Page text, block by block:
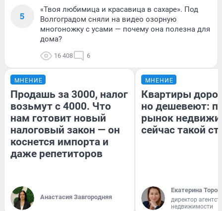
5
«Твоя любимица и красавица в сахаре». Под
Волгоградом сняли на видео озорную
многоножку с усами — почему она полезна для
дома?
16 408 6
МНЕНИЕ
Продашь за 3000, налог
возьмут с 4000. Что
нам готовит новый
налоговый закон — он
коснется импорта и
даже репетиторов
Анастасия Завгородняя
МНЕНИЕ
Квартиры
но дешевеют:
рынок
сейчас такой
Екатерина
директор
недвижимости